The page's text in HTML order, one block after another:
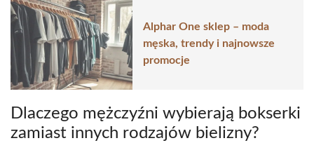
Alphar One sklep – moda
męska, trendy i najnowsze
promocje
Dlaczego mężczyźni wybierają bokserki
zamiast innych rodzajów bielizny?